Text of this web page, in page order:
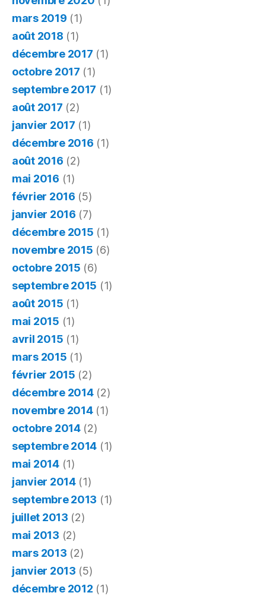
mars 2019 (1)
août 2018 (1)
décembre 2017 (1)
octobre 2017 (1)
septembre 2017 (1)
août 2017 (2)
janvier 2017 (1)
décembre 2016 (1)
août 2016 (2)
mai 2016 (1)
février 2016 (5)
janvier 2016 (7)
décembre 2015 (1)
novembre 2015 (6)
octobre 2015 (6)
septembre 2015 (1)
août 2015 (1)
mai 2015 (1)
avril 2015 (1)
mars 2015 (1)
février 2015 (2)
décembre 2014(2)
novembre 2014(1)
octobre 2014(2)
septembre 2014 (1)
mai 2014(1)
janvier 2014(1)
septembre 2013 (1)
juillet 2013 (2)
mai 2013 (2)
mars 2013 (2)
janvier 2013 (5)
décembre 2012 (1)